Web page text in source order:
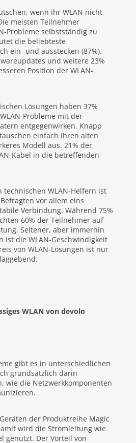
wenn ihr WLAN nicht
meisten Teilnehmer
Probleme selbstständig zu
die beliebteste
ein- und ausstecken (87%).
und weitere 23%
Position der WLAN-
Lösungen haben 37%
Probleme mit der
entgegenwirken. Knapp
einfach ihren alten
Modell aus. 21% der
Kabel in die betreffenden
technischen WLAN-Helfern ist
vor allem eins
Verbindung. Während 75%
60% der Teilnehmer auf
Seltener, aber immerhin
ist die WLAN-Geschwindigkeit
von WLAN-Lösungen ist nur
WLAN von devolo
gibt es in unterschiedlichen
grundsätzlich darin
wie die Netzwerkkomponenten
der Produktreihe Magic
wird die Stromleitung wie
genutzt. Der Vorteil von